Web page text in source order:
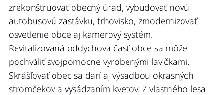
zrekonštruovať obecný úrad, vybudovať novú
autobusovú zastávku, trhovisko, zmodernizovať
osvetlenie obce aj kamerový systém.
Revitalizovaná oddychová časť obce sa môže
pochváliť svojpomocne vyrobenými lavičkami.
Skrášľovať obec sa darí aj výsadbou okrasných
stromčekov a vysádzaním kvetov. Z vlastného lesa